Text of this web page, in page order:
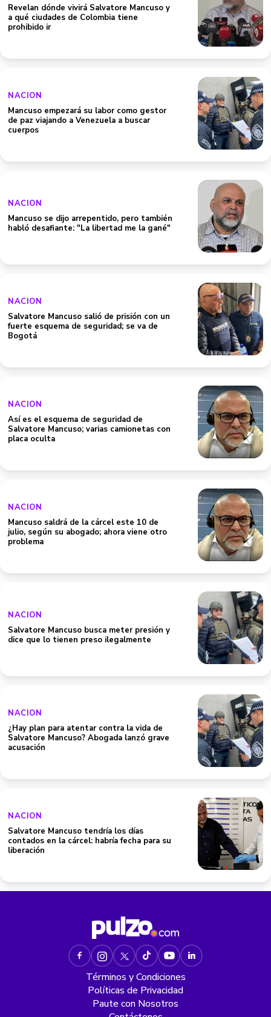
Revelan dónde vivirá Salvatore Mancuso y
a qué ciudades de Colombia tiene
prohibido ir
NACION
Mancuso empezará su labor como gestor
de paz viajando a Venezuela a buscar
cuerpos
NACION
Mancuso se dijo arrepentido, pero también
habló desafiante: "La libertad me la gané"
NACION
Salvatore Mancuso salió de prisión con un
fuerte esquema de seguridad; se va de
Bogotá
NACION
Así es el esquema de seguridad de
Salvatore Mancuso; varias camionetas con
placa oculta
NACION
Mancuso saldrá de la cárcel este 10 de
julio, según su abogado; ahora viene otro
problema
NACION
Salvatore Mancuso busca meter presión y
dice que lo tienen preso ilegalmente
NACION
¿Hay plan para atentar contra la vida de
Salvatore Mancuso? Abogada lanzó grave
acusación
NACION
Salvatore Mancuso tendría los días
contados en la cárcel: habría fecha para su
liberación
Términos y Condiciones
Políticas de Privacidad
Paute con Nosotros